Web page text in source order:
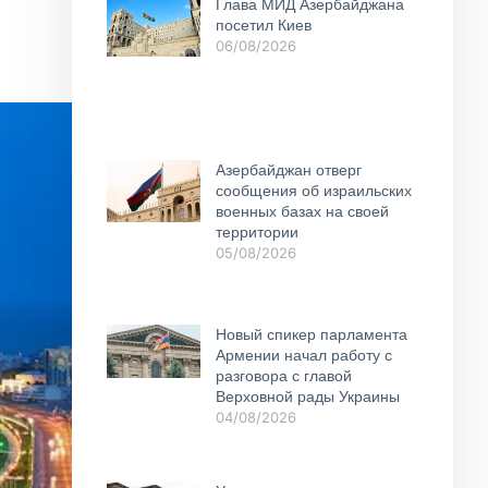
Глава МИД Азербайджана
посетил Киев
06/08/2026
Азербайджан отверг
сообщения об израильских
военных базах на своей
территории
05/08/2026
Новый спикер парламента
Армении начал работу с
разговора с главой
Верховной рады Украины
04/08/2026